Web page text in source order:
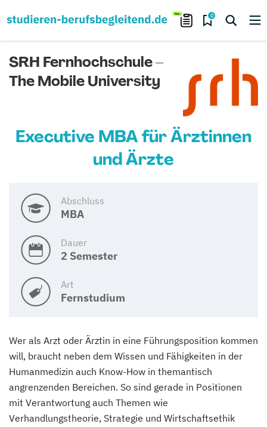
0
SRH Fernhochschule –
The Mobile University
Executive MBA für Ärztinnen
und Ärzte
Abschluss
MBA
Dauer
2 Semester
Art
Fernstudium
Wer als Arzt oder Ärztin in eine Führungsposition kommen
will, braucht neben dem Wissen und Fähigkeiten in der
Humanmedizin auch Know-How in themantisch
angrenzenden Bereichen. So sind gerade in Positionen
mit Verantwortung auch Themen wie
Verhandlungstheorie, Strategie und Wirtschaftsethik